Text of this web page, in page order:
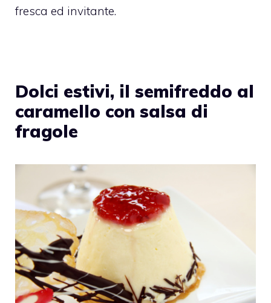
fresca ed invitante.
Dolci estivi, il semifreddo al
caramello con salsa di
fragole